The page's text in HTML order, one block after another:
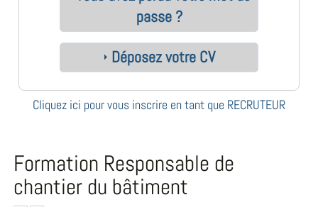
passe ?
Déposez votre CV
Cliquez ici pour vous inscrire en tant que RECRUTEUR
Formation Responsable de
chantier du bâtiment